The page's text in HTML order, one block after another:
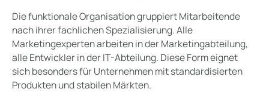
Die funktionale Organisation gruppiert Mitarbeitende
nach ihrer fachlichen Spezialisierung. Alle
Marketingexperten arbeiten in der Marketingabteilung,
alle Entwickler in der IT-Abteilung. Diese Form eignet
sich besonders für Unternehmen mit standardisierten
Produkten und stabilen Märkten.